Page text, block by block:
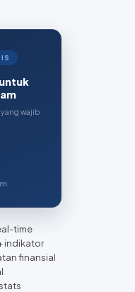
wajib
time
indikator
finansial